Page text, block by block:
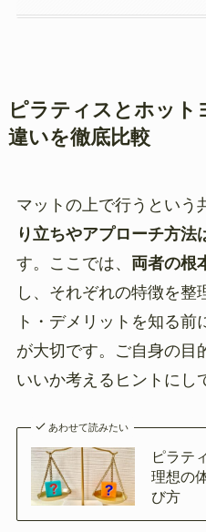
ピラティスとホット
違いを徹底比較
マットの上で行うという
り立ちやアプローチ方法
す。ここでは、 両者の根
し、それぞれの特徴を整
ト・デメリットを知る前
が大切です。ご自身の目
いいか考えるヒントにし
あわせて読みたい
ピラテ
理想の
び方